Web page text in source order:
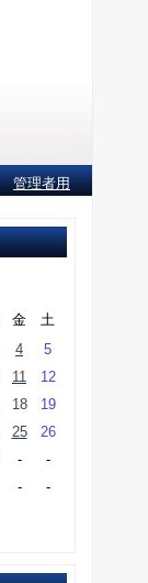
管理者用
金
土
4
5
11
12
18
19
25
26
-
-
-
-